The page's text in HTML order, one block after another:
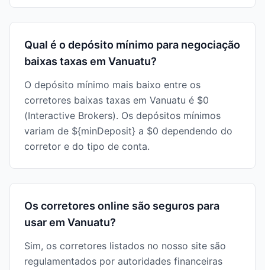
Qual é o depósito mínimo para negociação
baixas taxas em Vanuatu?
O depósito mínimo mais baixo entre os
corretores baixas taxas em Vanuatu é $0
(Interactive Brokers). Os depósitos mínimos
variam de ${minDeposit} a $0 dependendo do
corretor e do tipo de conta.
Os corretores online são seguros para
usar em Vanuatu?
Sim, os corretores listados no nosso site são
regulamentados por autoridades financeiras